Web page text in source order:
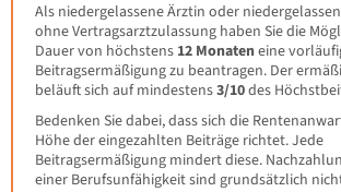
Als niedergelassene Ärztin oder
ohne Vertragsarztzulassung haben Sie die
Dauer von höchstens 12 Monateneine
Beitragsermäßigung zu beantragen. Der
beläuft sich auf mindestens3/10des
Bedenken Sie dabei, dass sich die
Höhe der eingezahlten Beiträge richtet. Jede
Beitragsermäßigung mindert diese.
einer Berufsunfähigkeit sind grundsätzlich